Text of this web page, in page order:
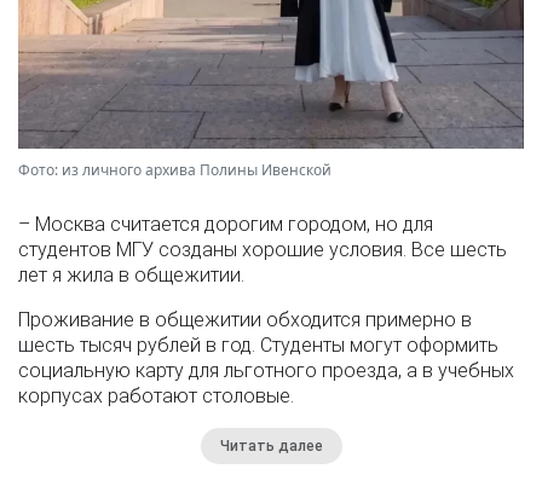
Фото: из личного архива Полины Ивенской
– Москва считается дорогим городом, но для
студентов МГУ созданы хорошие условия. Все шесть
лет я жила в общежитии.
Проживание в общежитии обходится примерно в
шесть тысяч рублей в год. Студенты могут оформить
социальную карту для льготного проезда, а в учебных
корпусах работают столовые.
Читать далее